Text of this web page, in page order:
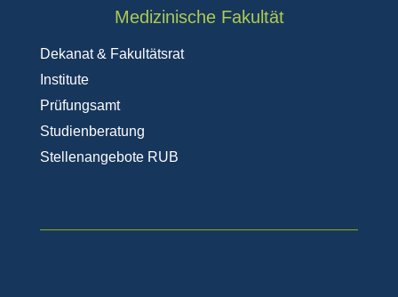
Medizinische Fakultät
Dekanat & Fakultätsrat
Institute
Prüfungsamt
Studienberatung
Stellenangebote RUB